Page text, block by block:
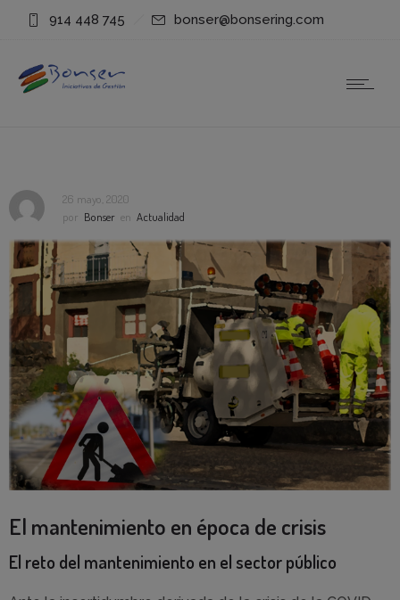
914 448 745 bonser@bonsering.com
26 mayo, 2020
por Bonser en Actualidad
El mantenimiento en época de crisis
El reto del mantenimiento en el sector público